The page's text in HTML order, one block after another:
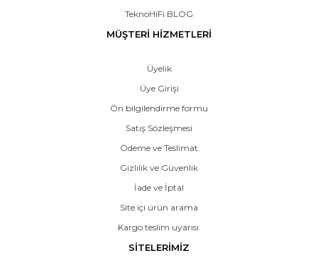
TeknoHiFi BLOG
MÜŞTERİ HİZMETLERİ
Üyelik
Üye Girişi
Ön bilgilendirme formu
Satış Sözleşmesi
Ödeme ve Teslimat
Gizlilik ve Güvenlik
İade ve İptal
Site içi ürün arama
Kargo teslim uyarısı
SİTELERİMİZ